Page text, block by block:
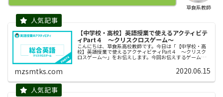
草食系教師
【中学校・高校】英語授業で使えるアクティビテ
ィPart４ 〜クリスクロスゲーム〜
こんにちは、草食系高校教師です。今日は「【中学校・高
校】英語授業で使えるアクティビティPart４ 〜クリスク
ロスゲーム〜」をお伝えします。今回お伝えするゲームは
「クリスクロスゲーム」ですが、とても有名なゲームです
mzsmtks.com 2020.06.15